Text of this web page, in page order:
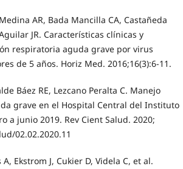
AR, Bada Mancilla CA, Castañeda
JR. Características clínicas y
respiratoria aguda grave por virus
de 5 años. Horiz Med. 2016;16(3):6-11.
Báez RE, Lezcano Peralta C. Manejo
grave en el Hospital Central del Instituto
a junio 2019. Rev Cient Salud. 2020;
02.02.2020.11
Ekstrom J, Cukier D, Videla C, et al.